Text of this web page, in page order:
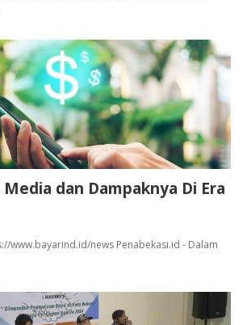
dan Dampaknya Di Era
www.bayarind.id/news Penabekasi.id - Dalam